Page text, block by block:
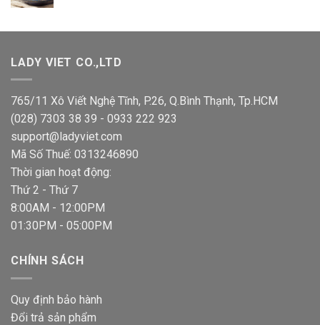
110,000 VND
LADY VIET CO.,LTD
765/11 Xô Viết Nghệ Tĩnh, P.26, Q.Bình Thạnh, Tp.HCM
(028) 7303 38 39 - 0933 222 923
support@ladyviet.com
Mã Số Thuế: 0313246890
Thời gian hoạt động:
Thứ 2 - Thứ 7
8:00AM - 12:00PM
01:30PM - 05:00PM
CHÍNH SÁCH
Quy định bảo hành
Đổi trả sản phẩm